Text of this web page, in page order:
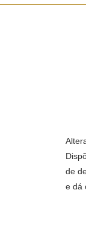
de
e dá